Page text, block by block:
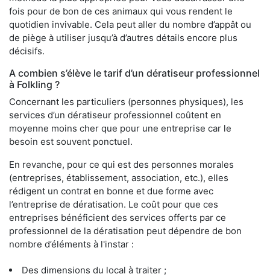
fois pour de bon de ces animaux qui vous rendent le
quotidien invivable. Cela peut aller du nombre d’appât ou
de piège à utiliser jusqu’à d’autres détails encore plus
décisifs.
A combien s’élève le tarif d’un dératiseur professionnel
à Folkling ?
Concernant les particuliers (personnes physiques), les
services d’un dératiseur professionnel coûtent en
moyenne moins cher que pour une entreprise car le
besoin est souvent ponctuel.
En revanche, pour ce qui est des personnes morales
(entreprises, établissement, association, etc.), elles
rédigent un contrat en bonne et due forme avec
l’entreprise de dératisation. Le coût pour que ces
entreprises bénéficient des services offerts par ce
professionnel de la dératisation peut dépendre de bon
nombre d’éléments à l'instar :
Des dimensions du local à traiter ;